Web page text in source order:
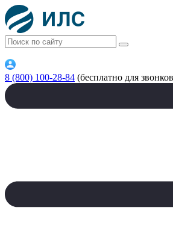
8 (800) 100-28-84 (бесплатно для